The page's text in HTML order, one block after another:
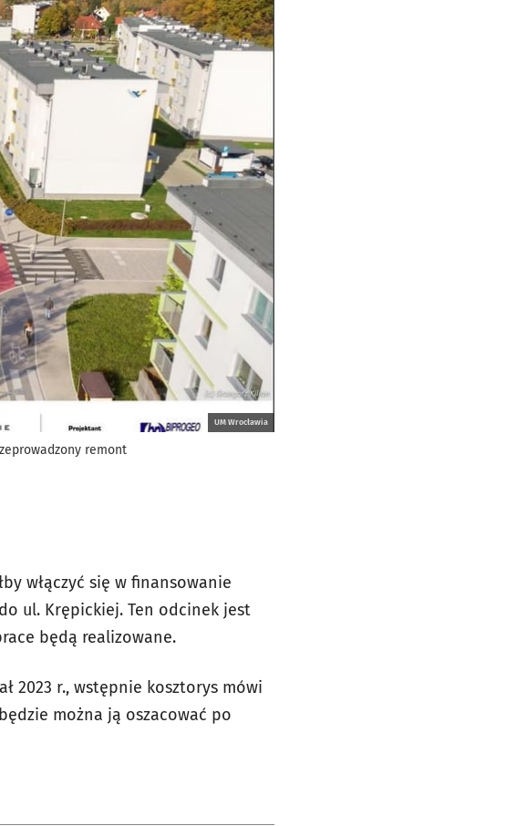
UM Wrocławia
remont
włączyć się w finansowanie
ul. Krępickiej. Ten odcinek jest
będą realizowane.
2023 r., wstępnie kosztorys mówi
można ją oszacować po